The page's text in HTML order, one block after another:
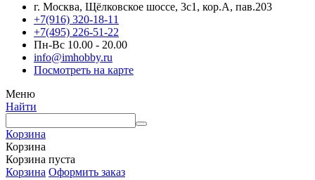
г. Москва, Щёлковское шоссе, 3с1, кор.А, пав.203
+7(916) 320-18-11
+7(495) 226-51-22
Пн-Вс 10.00 - 20.00
info@imhobby.ru
Посмотреть на карте
Меню
Найти
Корзина
Корзина
Корзина пуста
Корзина Оформить заказ